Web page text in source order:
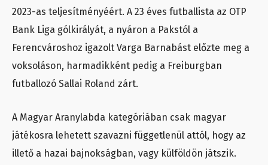
2023-as teljesítményéért. A 23 éves futballista az OTP
Bank Liga gólkirályát, a nyáron a Pakstól a
Ferencvároshoz igazolt Varga Barnabást előzte meg a
voksoláson, harmadikként pedig a Freiburgban
futballozó Sallai Roland zárt.
A Magyar Aranylabda kategóriában csak magyar
játékosra lehetett szavazni függetlenül attól, hogy az
illető a hazai bajnokságban, vagy külföldön játszik.